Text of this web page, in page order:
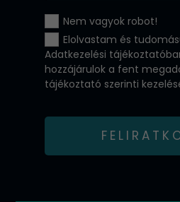
Nem vagyok robot!
Elolvastam és
Adatkezelési
hozzájárulok a fent
tájékoztató szerinti